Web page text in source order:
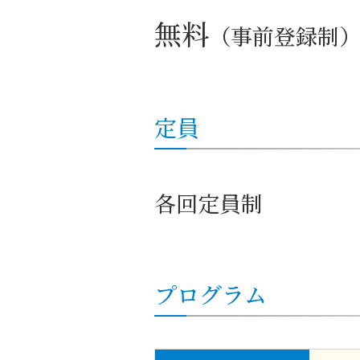
無料 （事前登録制）
定員
各回定員制
プログラム